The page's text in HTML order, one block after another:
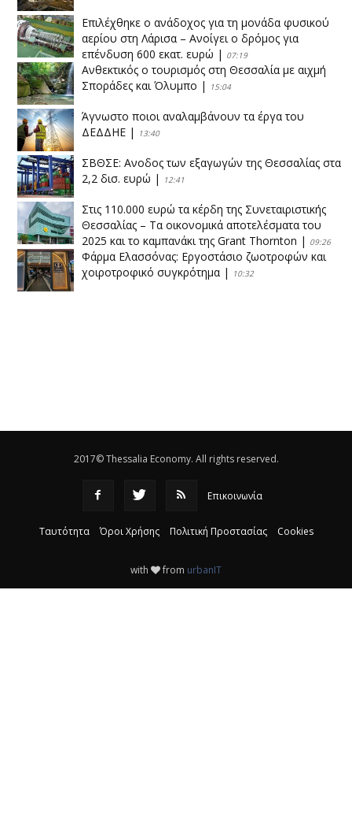
Επιλέχθηκε ο ανάδοχος για τη μονάδα φυσικού
αερίου στη Λάρισα – Ανοίγει ο δρόμος για
επένδυση 600 εκατ. ευρώ | 07:19
Ανθεκτικός ο τουρισμός στη Θεσσαλία με αιχμή
Σποράδες και Όλυμπο | 15:04
Άγνωστο ποιοι αναλαμβάνουν τα έργα του
ΔΕΔΔΗΕ | 13:40
ΣΒΘΣΕ: Aνοδος των εξαγωγών της Θεσσαλίας στα
2,2 δισ. ευρώ | 12:41
Στις 110.000 ευρώ τα κέρδη της Συνεταιριστικής
Θεσσαλίας – Τα οικονομικά αποτελέσματα του
2025 και το καμπανάκι της Grant Thornton | 09:26
Φάρμα Ελασσόνας: Εργοστάσιο ζωοτροφών και
χοιροτροφικό συγκρότημα | 10:32
2017© Thessalia Economy. All rights reserved.
Επικοινωνία
Ταυτότητα Όροι Χρήσης Πολιτική Προστασίας Cookies
with from urbanIT